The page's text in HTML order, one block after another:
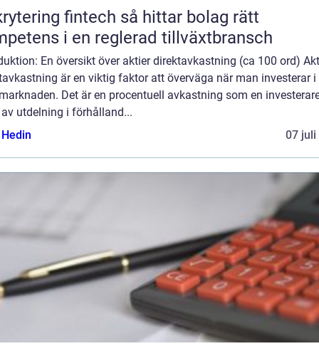
fintech så hittar bolag rätt
i en reglerad tillväxtbransch
En översikt över aktier direktavkastning (ca 100 ord)
är en viktig faktor att överväga när man investerar i
Det är en procentuell avkastning som en
utdelning i förhålland...
07 juli